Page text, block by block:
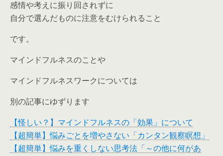
感情や考えに振り回されずに
自分で選んだものに注意をむけられること
です。
マインドフルネスのことや
マインドフルネスワークについては
別の記事にゆずります
【怪しい？】マインドフルネスの「効果」について
【超簡単】悩みごとを増やさない「カンタン観察瞑想」
【超簡単】悩みを重くしない思考法「～の他に何があ